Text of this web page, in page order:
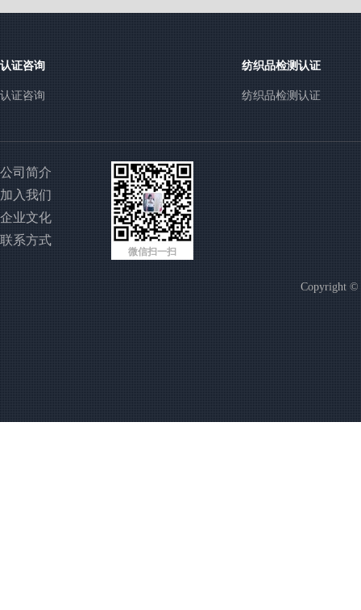
认证咨询
认证咨询
纺织品检测认证
纺织品检测认证
公司简介
加入我们
企业文化
联系方式
微信扫一扫
Copyright ©